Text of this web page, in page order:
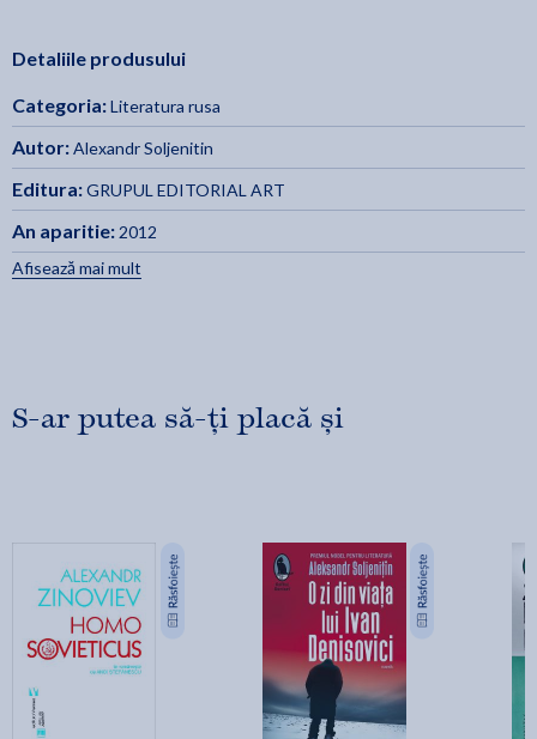
in armata spre a-si apara tara, dar este refuzat din
inzestrat cu o judecata sanatoasa, deci cu simt critic.
Cititorul va intelege cum s-a format viitorul disident si va
aprecia simplitatea totodata rafinata si proaspata a
scrierii tanarului Soljenitin. - Ion Vianu
Traducere din limba rusa de Vadim Vasiliu.
Detaliile produsului
Categoria:Literatura rusa
Autor:Alexandr Soljenitin
Editura:GRUPUL EDITORIAL ART
An aparitie: 2012
Afisează mai mult
S-ar putea să-ți placă și